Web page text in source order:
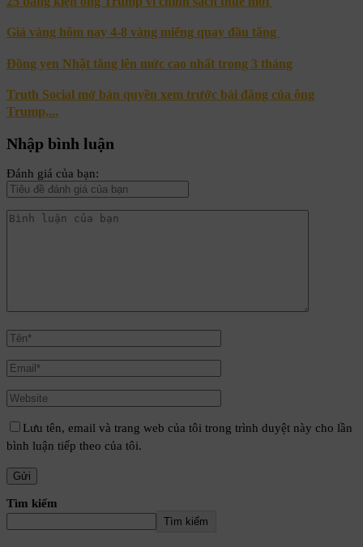
Giá vàng hôm nay 4-8 vàng miếng quay đầu tăng
Đồng yen Nhật tăng lên mức cao nhất trong 3 tháng
Truth Social mở bán quyền xem trước bài đăng của ông
Trump,...
Nhập bình luận
Đánh giá của bạn:
Lưu tên, email và trang web của tôi trong trình duyệt này cho lần
bình luận tiếp theo của tôi.
Tìm kiếm
Tìm kiếm